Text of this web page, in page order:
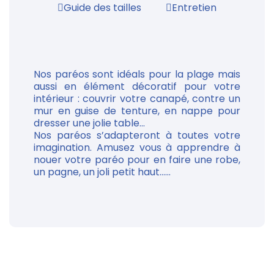
Guide des tailles
Entretien
Nos paréos sont idéals pour la plage mais
aussi en élément décoratif pour votre
intérieur : couvrir votre canapé, contre un
mur en guise de tenture, en nappe pour
dresser une jolie table...
Nos paréos s’adapteront à toutes votre
imagination. Amusez vous à apprendre à
nouer votre paréo pour en faire une robe,
un pagne, un joli petit haut......